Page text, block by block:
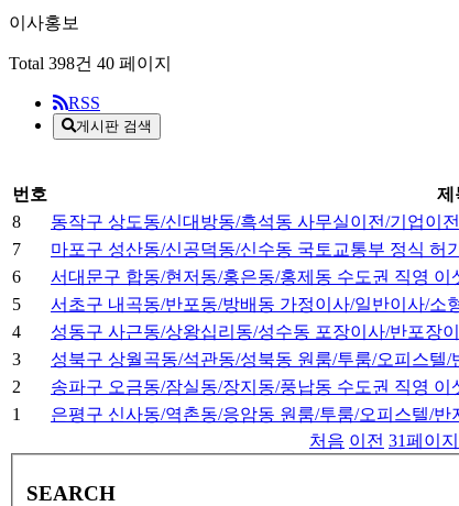
이사홍보
Total 398건 40 페이지
RSS
게시판 검색
번호
제
8
동작구 상도동/신대방동/흑석동 사무실이전/기업이
7
마포구 성산동/신공덕동/신수동 국토교통부 정식 허
6
서대문구 합동/현저동/홍은동/홍제동 수도권 직영
5
서초구 내곡동/반포동/방배동 가정이사/일반이사/소
4
성동구 사근동/상왕십리동/성수동 포장이사/반포장
3
성북구 상월곡동/석관동/성북동 원룸/투룸/오피스텔
2
송파구 오금동/잠실동/장지동/풍납동 수도권 직영 이
1
은평구 신사동/역촌동/응암동 원룸/투룸/오피스텔/
처음 이전 31페이지
SEARCH